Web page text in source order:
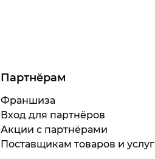
Партнёрам
Франшиза
Вход для партнёров
Акции с партнёрами
Поставщикам товаров и услуг